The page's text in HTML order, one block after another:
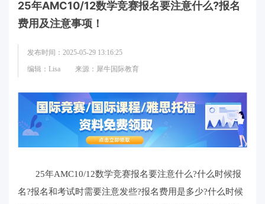
25年AMC10/12数学竞赛报名要注意什么?报名
费用及注意事项！
发布时间：2025-05-29 13:16:25
编辑：Lisa
来源：犀牛国际教育
25年AMC10/12数学竞赛报名要注意什么?什么时候报
名?报名和考试时需要注意发些?报名费用是多少?什么时候